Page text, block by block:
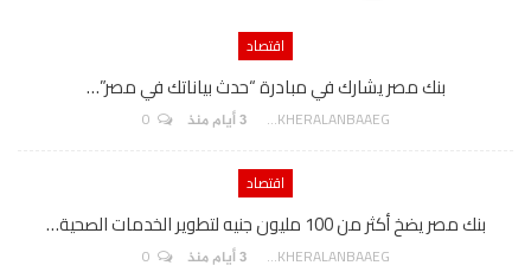
اقتصاد
بنك مصر يشارك في مبادرة “حدث بياناتك في مصر”…
AKHERALANBAAEG 3 أيام منذ
اقتصاد
بنك مصر يضخ أكثر من 100 مليون جنيه لتطوير الخدمات الصحية…
AKHERALANBAAEG 3 أيام منذ